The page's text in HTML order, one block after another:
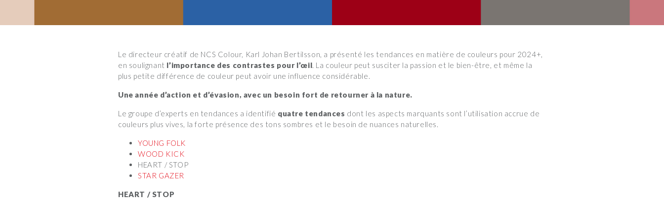
Le directeur créatif de NCS Colour, Karl Johan Bertilsson, a présenté les tendances en matière de couleurs pour 2024+,
en soulignant l’importance des contrastes pour l’œil. La couleur peut susciter la passion et le bien-être, et même la
plus petite différence de couleur peut avoir une influence considérable.
Une année d’action et d’évasion, avec un besoin fort de retourner à la nature.
Le groupe d’experts en tendances a identifié quatre tendances dont les aspects marquants sont l’utilisation accrue de
couleurs plus vives, la forte présence des tons sombres et le besoin de nuances naturelles.
YOUNG FOLK
WOOD KICK
HEART / STOP
STAR GAZER
HEART / STOP